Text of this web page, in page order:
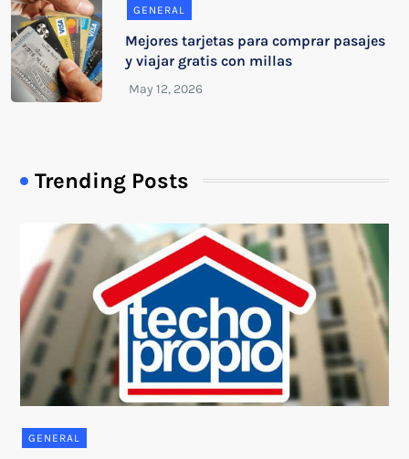
GENERAL
Mejores tarjetas para comprar pasajes
y viajar gratis con millas
Trending Posts
GENERAL